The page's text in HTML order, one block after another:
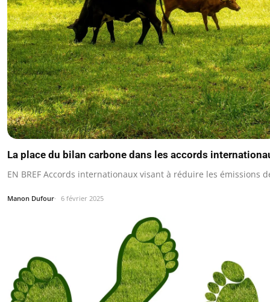
La place du bilan carbone dans les accords
EN BREF Accords internationaux visant à réduire les émissions
Manon Dufour 6 février 2025